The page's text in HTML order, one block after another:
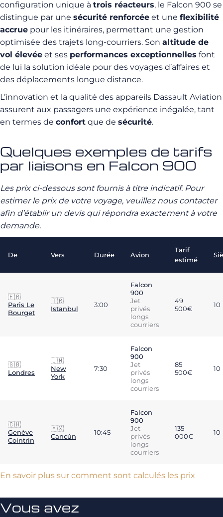
configuration unique à trois réacteurs, le Falcon 900 se
distingue par une sécurité renforcée et une flexibilité
accrue pour les itinéraires, permettant une gestion
optimisée des trajets long-courriers. Son altitude de
vol élevée et ses performances exceptionnelles font
de lui la solution idéale pour des voyages d’affaires et
des déplacements longue distance.
L’innovation et la qualité des appareils Dassault Aviation
assurent aux passagers une expérience inégalée, tant
en termes de confort que de sécurité.
Quelques exemples de tarifs
par liaisons en Falcon 900
Les prix ci-dessous sont fournis à titre indicatif. Pour
estimer le prix de votre voyage, veuillez nous contacter
afin d’établir un devis qui répondra exactement à votre
demande.
De Vers Durée Avion
Tarif
estimé
🇫🇷
Paris Le
Bourget
🇹🇷
Istanbul
3:00
Falcon
900
Jet
privés
longs
courriers
49
500€
10
🇬🇧
Londres
🇺🇲
New
York
7:30
Falcon
900
Jet
privés
longs
courriers
85
500€
10
🇨🇭
Genève
Cointrin
🇲🇽
Cancún
10:45
Falcon
900
Jet
privés
longs
courriers
135
000€
10
En savoir plus sur comment sont calculés les prix
Vous avez